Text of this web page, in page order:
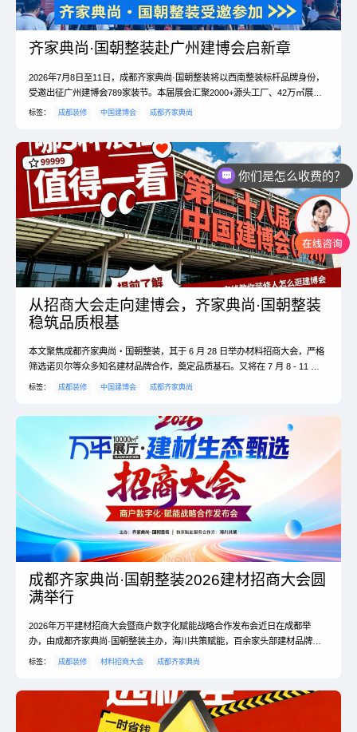
齐家典尚·国朝整装赴广州建博会启新章
2026年7月8日至11日，成都齐家典尚·国朝整装将以西南整装标杆品牌身份，
受邀出征广州建博会789家装节。本届展会汇聚2000+源头工厂、42万㎡展览
规模，是大家居建装行业年度风向标。齐家典尚经组委会六大维度严苛审核，
供更高品质、更具性价比的家装体验。
标签： 成都装修 中国建博会 成都齐家典尚
从招商大会走向建博会，齐家典尚·国朝整装
稳筑品质根基
本文聚焦成都齐家典尚・国朝整装，其于 6 月 28 日举办材料招商大会，严格
筛选诺贝尔等众多知名建材品牌合作，奠定品质基石。又将在 7 月 8 - 11 日
参加中国建博会，接轨前沿、拓展视野。通过两者联动，为成都家装注入活
标签： 成都装修 中国建博会 成都齐家典尚
成都齐家典尚·国朝整装2026建材招商大会圆
满举行
2026年万平建材招商大会暨商户数字化赋能战略合作发布会近日在成都举
办，由成都齐家典尚·国朝整装主办，海川共策赋能，百余家头部建材品牌参
会。大会发布数字化选材管控体系与供应商红绿灯考核机制，推出48项终身售
标签： 成都装修 材料招商大会 成都齐家典尚
你们是怎么收费的？
现在有优惠活动吗？